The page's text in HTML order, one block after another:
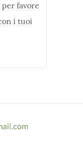
favore
i tuoi